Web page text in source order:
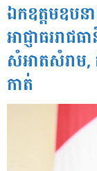
ឯកឧត្តមឧបន
អាជ្ញាធររា
សំអាតសំរាម,
កាត់